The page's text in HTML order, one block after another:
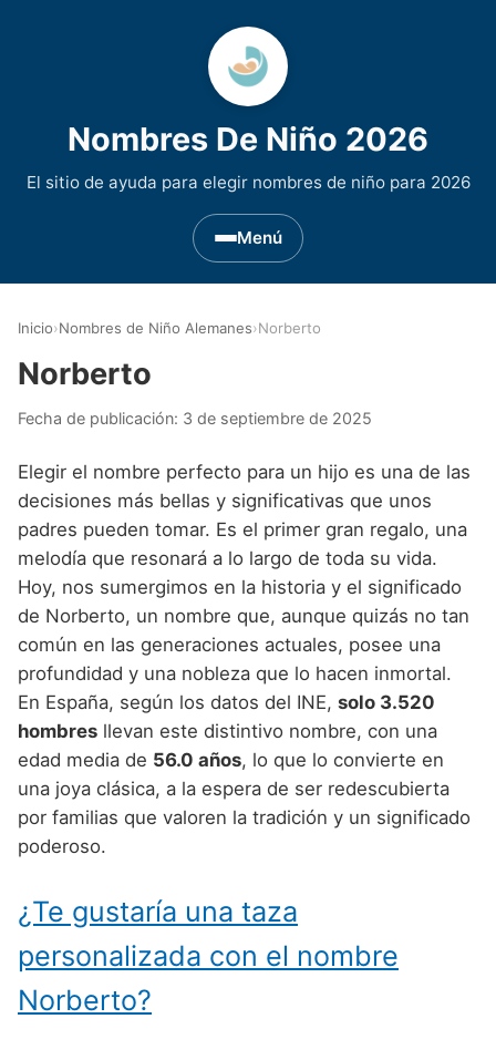
Nombres De Niño 2026
El sitio de ayuda para elegir nombres de niño para 2026
Menú
Nombres de niño que empiezan por D
Nombres de niño que empiezan por E
Nombres de niño que empiezan por F
Nombres de niño que empiezan por G
Nombres de niño que empiezan por H
Nombres de niño que empiezan por I
Nombres de niño que empiezan por J
Nombres de niño que empiezan por K
Nombres de niño que empiezan por L
Nombres de niño que empiezan por N
Nombres de niño que empiezan por O
Nombres de niño que empiezan por P
Nombres de Niño Asturianos
Nombres de Niño Baleares
Nombres de Niño Canarios
Nombres de Niño Cantabros
Nombres de Niño Castellanos
Nombres de Niño Catalanes
Nombres de Niño Extremeños
Nombres de Niño Gallegos
Nombres de Niño Madrileños
Nombres de Niño Navarros
Nombres de Niño Riojanos
Nombres de Niño Valencianos
Nombres de Niño Celtas
Nombres de Niño Egipcios
Nombres de Niño Griegos
Nombres de Niño Mitologicos
Nombres de Niño Romanos
Nombres de Niño Vikingos
Nombres de Niño Alemanes
Nombres de Niño Americanos
Nombres de Niño Arabes
Nombres de Niño Chinos
Nombres de Niño Franceses
Nombres de Niño Hispanoamericanos
Nombres de Niño Ingleses
Nombres de Niño Italianos
Nombres de Niño Marroquíes
Nombres de Niño Portugueses
Nombres de Niño Rumanos
Buscar
Inicio›Nombres de Niño Alemanes›Norberto
Norberto
Fecha de publicación: 3 de septiembre de 2025
Elegir el nombre perfecto para un hijo es una de las
decisiones más bellas y significativas que unos
padres pueden tomar. Es el primer gran regalo, una
melodía que resonará a lo largo de toda su vida.
Hoy, nos sumergimos en la historia y el significado
de Norberto, un nombre que, aunque quizás no tan
común en las generaciones actuales, posee una
profundidad y una nobleza que lo hacen inmortal.
En España, según los datos del INE, solo 3.520
hombres llevan este distintivo nombre, con una
edad media de 56.0 años, lo que lo convierte en
una joya clásica, a la espera de ser redescubierta
por familias que valoren la tradición y un significado
poderoso.
¿Te gustaría una taza
personalizada con el nombre
Norberto?